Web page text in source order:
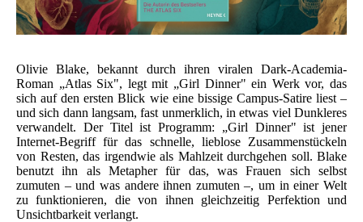
Olivie Blake, bekannt durch ihren viralen Dark-Academia-
Roman „Atlas Six", legt mit „Girl Dinner" ein Werk vor, das
sich auf den ersten Blick wie eine bissige Campus-Satire liest –
und sich dann langsam, fast unmerklich, in etwas viel Dunkleres
verwandelt. Der Titel ist Programm: „Girl Dinner" ist jener
Internet-Begriff für das schnelle, lieblose Zusammenstückeln
von Resten, das irgendwie als Mahlzeit durchgehen soll. Blake
benutzt ihn als Metapher für das, was Frauen sich selbst
zumuten – und was andere ihnen zumuten –, um in einer Welt
zu funktionieren, die von ihnen gleichzeitig Perfektion und
Unsichtbarkeit verlangt.